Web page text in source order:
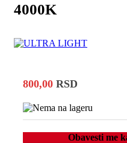
4000K
800,00 RSD
Obavesti me